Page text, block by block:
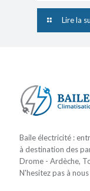
Lire la
Baile électricité :
à destination des
Drome - Ardèche,
N'hesitez pas à